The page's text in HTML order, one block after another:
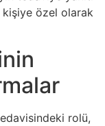
özel olarak
rolü,